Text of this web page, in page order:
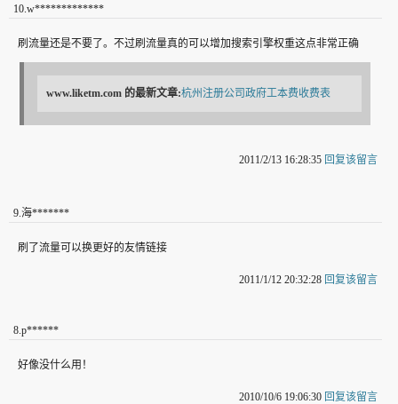
10.w*************
刷流量还是不要了。不过刷流量真的可以增加搜索引擎权重这点非常正确
www.liketm.com 的最新文章:杭州注册公司政府工本费收费表
2011/2/13 16:28:35 回复该留言
9.海*******
刷了流量可以换更好的友情链接
2011/1/12 20:32:28 回复该留言
8.p******
好像没什么用！
2010/10/6 19:06:30 回复该留言